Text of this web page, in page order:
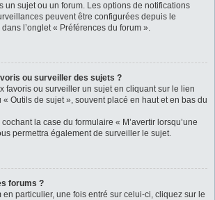
un sujet ou un forum. Les options de notifications
peuvent être configurées depuis le
l’onglet « Préférences du forum ».
ou surveiller des sujets ?
favoris ou surveiller un sujet en cliquant sur le lien
Outils de sujet », souvent placé en haut et en bas du
la case du formulaire « M’avertir lorsqu’une
permettra également de surveiller le sujet.
forums ?
en particulier, une fois entré sur celui-ci, cliquez sur le